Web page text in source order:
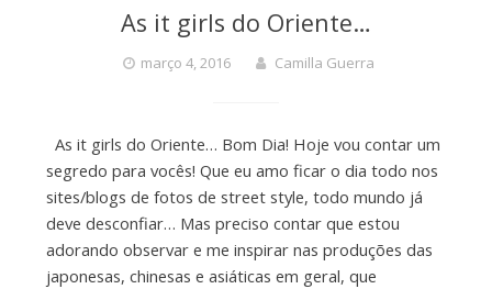
As it girls do Oriente…
março 4, 2016 Camilla Guerra
As it girls do Oriente… Bom Dia! Hoje vou contar um
segredo para vocês! Que eu amo ficar o dia todo nos
sites/blogs de fotos de street style, todo mundo já
deve desconfiar… Mas preciso contar que estou
adorando observar e me inspirar nas produções das
japonesas, chinesas e asiáticas em geral, que